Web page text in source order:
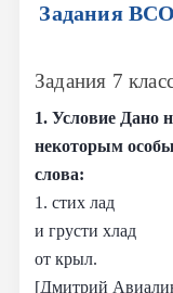
Задания
Задания 7
1. Условие Дано
некоторым
слова:
1. стих лад
и грусти хлад
от крыл.
[Дмитрий